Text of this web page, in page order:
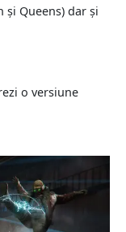
Queens) dar și
o versiune